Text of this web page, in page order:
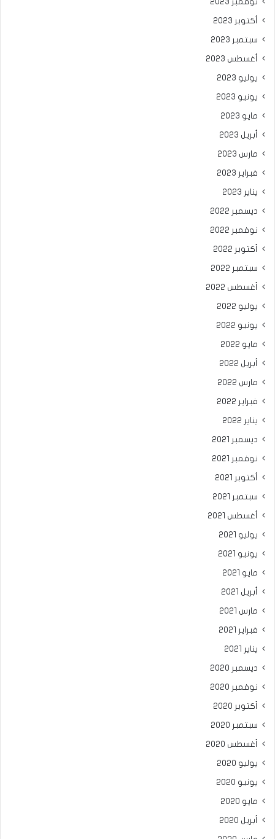
أكتوبر 2023
سبتمبر 2023
أغسطس 2023
يوليو 2023
يونيو 2023
مايو 2023
أبريل 2023
مارس 2023
فبراير 2023
يناير 2023
ديسمبر 2022
نوفمبر 2022
أكتوبر 2022
سبتمبر 2022
أغسطس 2022
يوليو 2022
يونيو 2022
مايو 2022
أبريل 2022
مارس 2022
فبراير 2022
يناير 2022
ديسمبر 2021
نوفمبر 2021
أكتوبر 2021
سبتمبر 2021
أغسطس 2021
يوليو 2021
يونيو 2021
مايو 2021
أبريل 2021
مارس 2021
فبراير 2021
يناير 2021
ديسمبر 2020
نوفمبر 2020
أكتوبر 2020
سبتمبر 2020
أغسطس 2020
يوليو 2020
يونيو 2020
مايو 2020
أبريل 2020